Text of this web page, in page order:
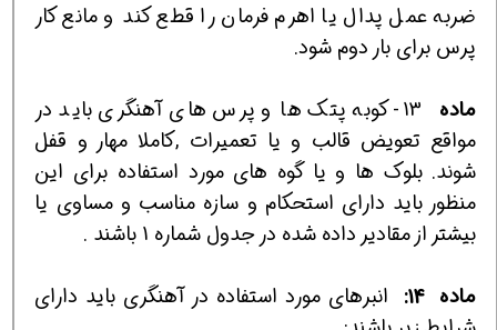
ضربه عمل پدال يا اهرم فرمان را قطع كند و مانع كار
پرس براي بار دوم شود.
ماده
13- كوبه پتك ها و پرس هاي آهنگري بايد در
مواقع تعويض قالب و يا تعميرات ,كاملا مهار و قفل
شوند. بلوك ها و يا گوه هاي مورد استفاده براي اين
منظور بايد داراي استحكام و سازه مناسب و مساوي يا
بيشتر از مقادير داده شده در جدول شماره 1 باشند .
ماده14:
انبرهاي مورد استفاده در آهنگري بايد داراي